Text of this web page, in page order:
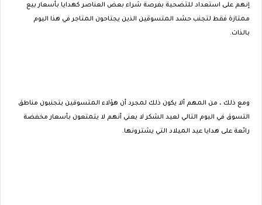
إنهم على استعداد للتضحية بفرصة شراء بعض العناصر كهدايا بأسعار بيع
ممتازة فقط لتجنب حشد المتسوقين الذين يجتاحون المتاجر في هذا اليوم
بالذات.
ومع ذلك ، من المهم ألا يكون ذلك لمجرد أن هؤلاء المتسوقين يتجنبون مناطق
التسوق في اليوم التالي لعيد الشكر لا يعني أنهم لا يتمتعون بأسعار مخفضة
رائعة على هدايا عيد الميلاد التي يشترونها.